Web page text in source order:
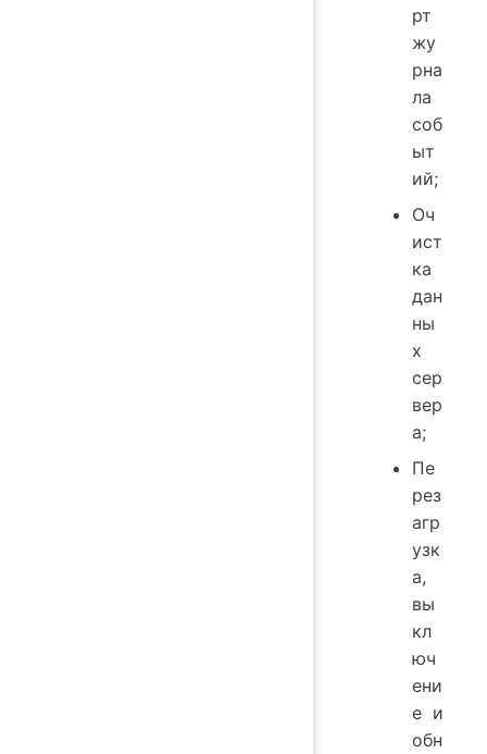
рт
жу
рна
ла
соб
ыт
ий;
Оч
ист
ка
дан
ны
х
сер
вер
а;
Пе
рез
агр
узк
а,
вы
кл
юч
ени
е и
обн